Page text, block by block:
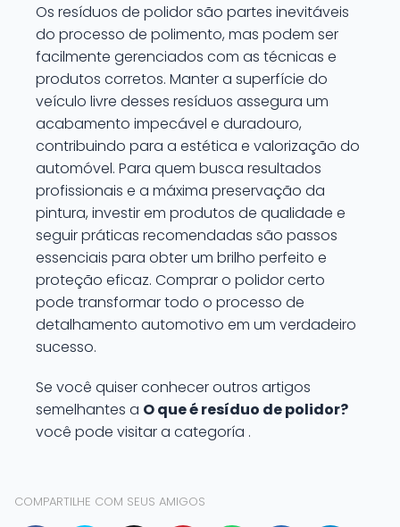
Os resíduos de polidor são partes inevitáveis
do processo de polimento, mas podem ser
facilmente gerenciados com as técnicas e
produtos corretos. Manter a superfície do
veículo livre desses resíduos assegura um
acabamento impecável e duradouro,
contribuindo para a estética e valorização do
automóvel. Para quem busca resultados
profissionais e a máxima preservação da
pintura, investir em produtos de qualidade e
seguir práticas recomendadas são passos
essenciais para obter um brilho perfeito e
proteção eficaz. Comprar o polidor certo
pode transformar todo o processo de
detalhamento automotivo em um verdadeiro
sucesso.
Se você quiser conhecer outros artigos
semelhantes a O que é resíduo de polidor?
você pode visitar a categoría .
COMPARTILHE COM SEUS AMIGOS